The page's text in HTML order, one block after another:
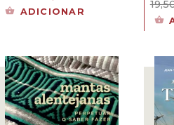
preço preço
ADICIONAR